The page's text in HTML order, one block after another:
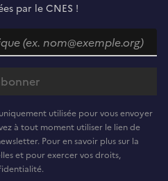
par le CNES !
utilisée pour vous envoyer
à tout moment utiliser le lien de
Pour en savoir plus sur la
et pour exercer vos droits,